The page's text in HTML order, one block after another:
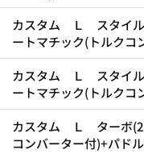
カスタム Ｌ スタイル
ートマチック(トルクコ
カスタム Ｌ スタイル
ートマチック(トルクコ
カスタム Ｌ ターボ
コンバーター付)+パド